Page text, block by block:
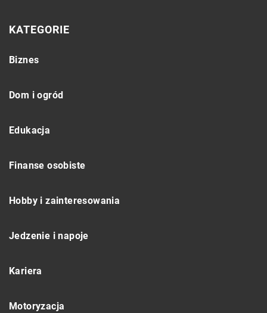
KATEGORIE
Biznes
Dom i ogród
Edukacja
Finanse osobiste
Hobby i zainteresowania
Jedzenie i napoje
Kariera
Motoryzacja